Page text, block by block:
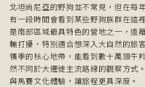
北坦尚尼亞的野狗並不常見，但在每
有一段時間會看到某些野狗族群在這
是南部區域最具特色的營地之一，遠
輛打擾，特別適合想深入大自然的旅
犢季的核心地帶，能看到數十萬頭牛
然不同於大遷徙主流路線的觀察方式
與馬賽文化體驗，讓旅程更具深度。